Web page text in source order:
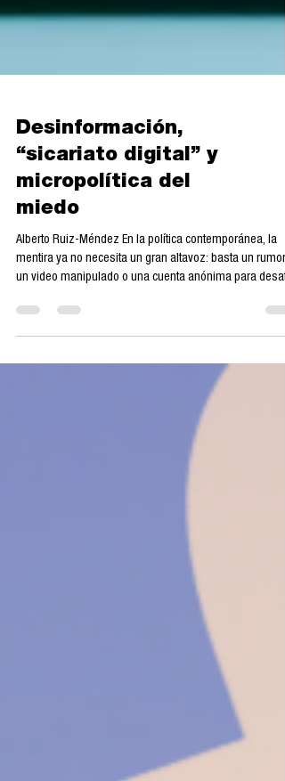
Desinformación,
“sicariato digital” y
micropolítica del
miedo
mentira ya no necesita un gran altavoz: basta un rumor,
un video manipulado o una cuenta anónima para
forma de violencia simbólica que moldea percepciones,
paraliza a la ciudadanía y captura la conversación
pública. La política digital se ha convertido en un
ecosistema donde la información circula con velocidad,